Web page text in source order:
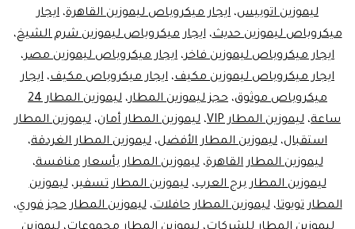
ميكروباص
ليموزين
/
Limo
Minibus
Rental
ليموزين اتوبيس، ايجار ميكروباص ليموزين القاهرة، ايجار
ميكروباص ليموزين حديث،ايجار ميكروباص ليموزين شرم الشيخ،
ايجار ميكروباص ليموزين فاخر، ايجار ميكروباص ليموزين مصر،
ايجار ميكروباص ليموزين مكيف، ايجار ميكروباص مكيف، ايجار
ميكروباص موثوق، حجز ليموزين المطار،
ليموزين المطار 24
ساعة، ليموزين المطار VIP ، ليموزين المطار أمان، ليموزين المطار
استقبال، ليموزين المطار الأفضل، ليموزين المطار الغردقة،
ليموزين المطار القاهرة،ليموزين المطار بأسعار منافسة،
ليموزين المطار برج العرب،ليموزين المطار تسفير،ليموزين
المطار تويوتا،ليموزين المطار حافلات،ليموزين المطار حجز فوري،